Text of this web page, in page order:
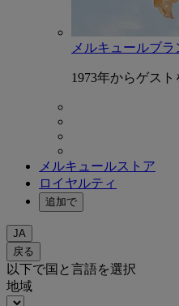
メルキュールブラ
1973年からゲス
メルキュールストア
ロイヤルティ
追加で
JA
戻る
以下で国と言語を選択
地域